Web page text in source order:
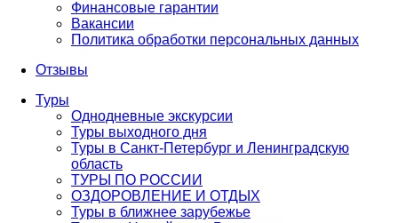
Финансовые гарантии
Вакансии
Политика обработки персональных данных
Отзывы
Туры
Однодневные экскурсии
Туры выходного дня
Туры в Санкт-Петербург и Ленинградскую
область
ТУРЫ ПО РОССИИ
ОЗДОРОВЛЕНИЕ И ОТДЫХ
Туры в ближнее зарубежье